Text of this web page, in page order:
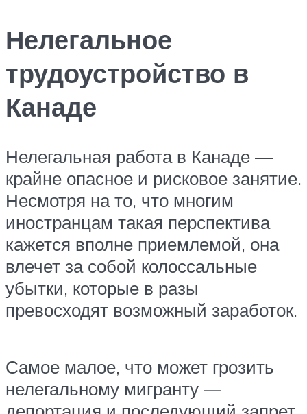
Нелегальное
трудоустройство в
Канаде
Нелегальная работа в Канаде —
крайне опасное и рисковое занятие.
Несмотря на то, что многим
иностранцам такая перспектива
кажется вполне приемлемой, она
влечет за собой колоссальные
убытки, которые в разы
превосходят возможный заработок.
Самое малое, что может грозить
нелегальному мигранту —